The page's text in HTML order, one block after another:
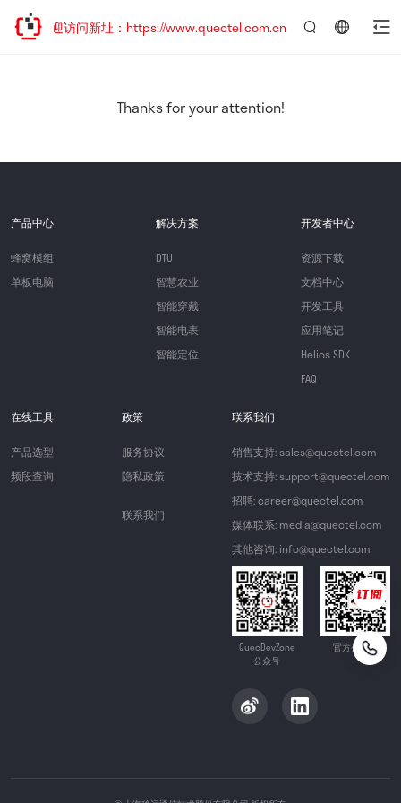
移，欢迎访问新址：https://www.quectel.com.cn
Thanks for your attention!
产品中心
蜂窝模组
单板电脑
解决方案
DTU
智慧农业
智能穿戴
智能电表
智能定位
开发者中心
资源下载
文档中心
开发工具
应用笔记
Helios SDK
FAQ
在线工具
产品选型
频段查询
政策
服务协议
隐私政策
联系我们
联系我们
销售支持: sales@quectel.com
技术支持: support@quectel.com
招聘: career@quectel.com
媒体联系: media@quectel.com
其他咨询: info@quectel.com
QuecDevZone
公众号
官方公众号